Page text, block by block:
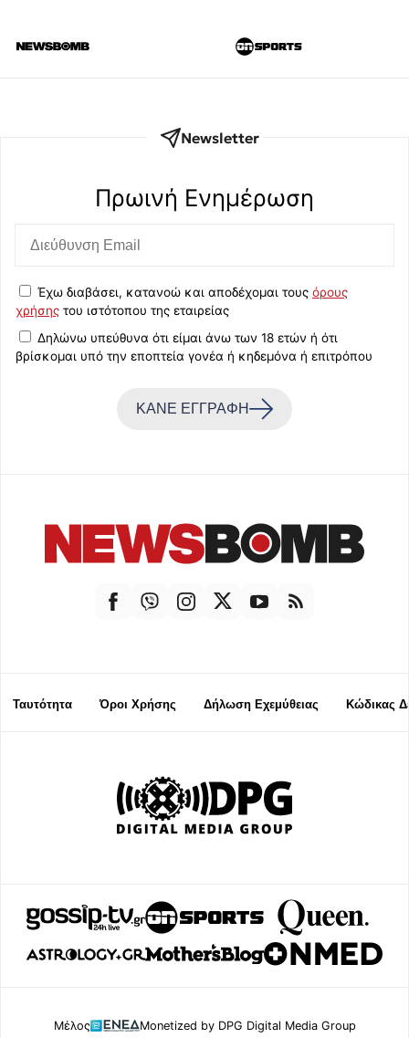
Newsletter
Πρωινή Eνημέρωση
Έχω διαβάσει, κατανοώ και αποδέχομαι τους όρους
χρήσης του ιστότοπου της εταιρείας
Δηλώνω υπεύθυνα ότι είμαι άνω των 18 ετών ή ότι
βρίσκομαι υπό την εποπτεία γονέα ή κηδεμόνα ή επιτρόπου
ΚΑΝΕ ΕΓΓΡΑΦΗ
Ταυτότητα Όροι Χρήσης Δήλωση Εχεμύθειας Κώδικας
Μέλος Monetized by DPG Digital Media Group